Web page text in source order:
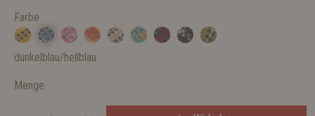
Farbe
dunkelblau/hellblau
Menge